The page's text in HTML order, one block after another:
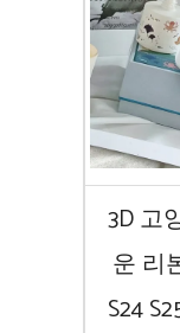
3D 고
운 리
S24